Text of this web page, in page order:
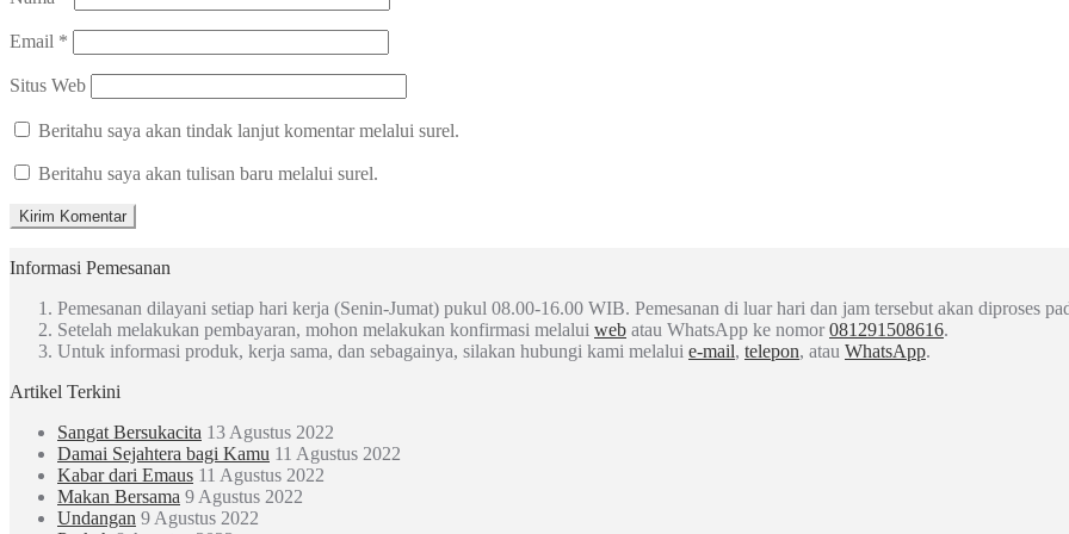
Email *
Situs Web
Beritahu saya akan tindak lanjut komentar melalui surel.
Beritahu saya akan tulisan baru melalui surel.
Informasi Pemesanan
Pemesanan dilayani setiap hari kerja (Senin-Jumat) pukul 08.00-16.00 WIB. Pemesanan di luar hari dan jam tersebut akan diproses
Setelah melakukan pembayaran, mohon melakukan konfirmasi melalui web atau WhatsApp ke nomor 081291508616.
Untuk informasi produk, kerja sama, dan sebagainya, silakan hubungi kami melalui e-mail, telepon, atau WhatsApp.
Artikel Terkini
Sangat Bersukacita 13 Agustus 2022
Damai Sejahtera bagi Kamu 11 Agustus 2022
Kabar dari Emaus 11 Agustus 2022
Makan Bersama 9 Agustus 2022
Undangan 9 Agustus 2022